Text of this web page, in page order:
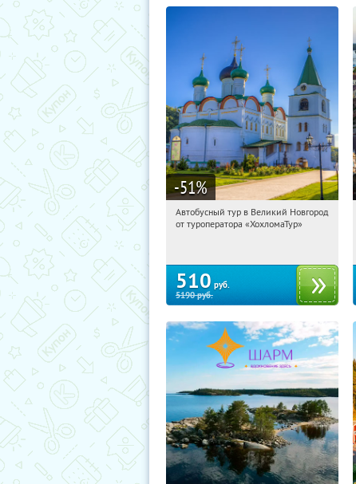
-51%
13:50:04 Купили:2
Автобусный тур в Великий Новгород
от туроператора «ХохломаТур»
510 руб.
5190руб.